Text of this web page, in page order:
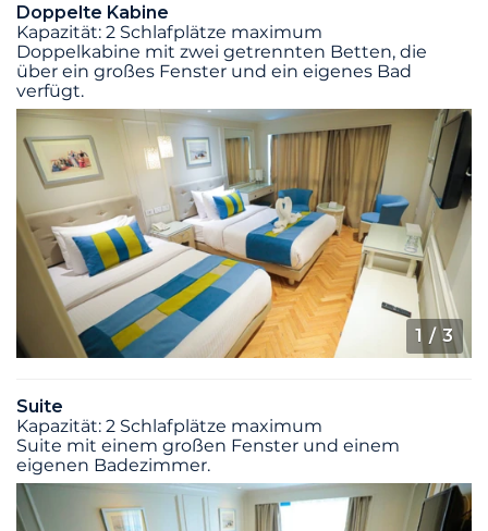
Doppelte Kabine
Kapazität: 2 Schlafplätze maximum
Doppelkabine mit zwei getrennten Betten, die
über ein großes Fenster und ein eigenes Bad
verfügt.
1 / 3
Suite
Kapazität: 2 Schlafplätze maximum
Suite mit einem großen Fenster und einem
eigenen Badezimmer.